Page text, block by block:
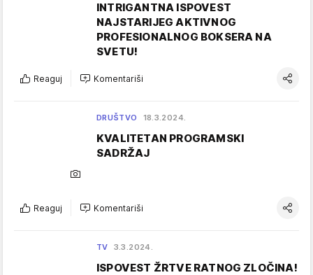
INTRIGANTNA ISPOVEST
NAJSTARIJEG AKTIVNOG
PROFESIONALNOG BOKSERA NA
SVETU!
Reaguj Komentariši
DRUŠTVO 18.3.2024.
KVALITETAN PROGRAMSKI
SADRŽAJ
Reaguj Komentariši
TV 3.3.2024.
ISPOVEST ŽRTVE RATNOG ZLOČINA!